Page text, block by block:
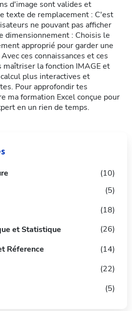
d'image sont valides et
texte de remplacement : C'est
ne pouvant pas afficher
dimensionnement : Choisis le
approprié pour garder une
ces connaissances et ces
maîtriser la fonction IMAGE et
plus interactives et
Pour approfondir tes
ma formation Excel conçue pour
en un rien de temps.
(10)
(5)
(18)
et Statistique
(26)
Réference
(14)
(22)
(5)